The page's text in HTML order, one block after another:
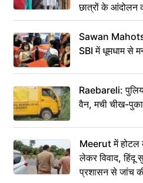
छात्रों के आंदोलन
Sawan
SBI में धूमधाम से
Raebareli:
वैन, मची चीख-
Meerut में होटल
लेकर विवाद, हिंदू
प्रशासन से जांच